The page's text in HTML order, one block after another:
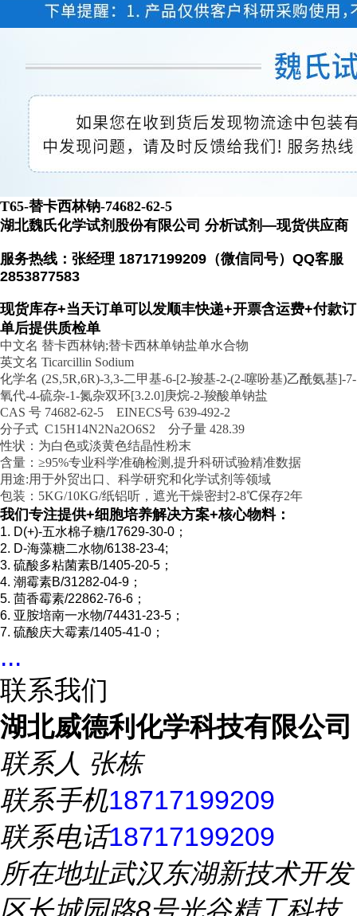
T65-替卡西林钠-74682-62-5
湖北魏氏化学试剂股份有限公司 分析试剂—现货供应商
服务热线：张经理 18717199209（微信同号）QQ客服
2853877583
现货库存+当天订单可以发顺丰快递+开票含运费+付款订
单后提供质检单
中文名 替卡西林钠;替卡西林单钠盐单水合物
英文名 Ticarcillin Sodium
化学名 (2S,5R,6R)-3,3-二甲基-6-[2-羧基-2-(2-噻吩基)乙酰氨基]-7-
氧代-4-硫杂-1-氮杂双环[3.2.0]庚烷-2-羧酸单钠盐
CAS 号 74682-62-5 EINECS号 639-492-2
分子式 C15H14N2Na2O6S2 分子量 428.39
性状：为白色或淡黄色结晶性粉末
含量：≥95%专业科学准确检测,提升科研试验精准数据
用途:用于外贸出口、科学研究和化学试剂等领域
包装：5KG/10KG/纸铝听，遮光干燥密封2-8℃保存2年
我们专注提供+细胞培养解决方案+核心物料：
1. D(+)-五水棉子糖/17629-30-0 ；
2. D-海藻糖二水物/6138-23-4;
3. 硫酸多粘菌素B/1405-20-5 ；
4. 潮霉素B/31282-04-9 ；
5. 茴香霉素/22862-76-6 ；
6. 亚胺培南一水物/74431-23-5 ；
7. 硫酸庆大霉素/1405-41-0 ；
...
联系我们
湖北威德利化学科技有限公司
联系人 张栋
联系手机18717199209
联系电话18717199209
所在地址武汉东湖新技术开发
区长城园路8号光谷精工科技